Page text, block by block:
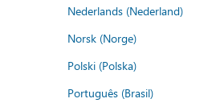
Nederlands (Nederland)
Norsk (Norge)
Polski (Polska)
Português (Brasil)